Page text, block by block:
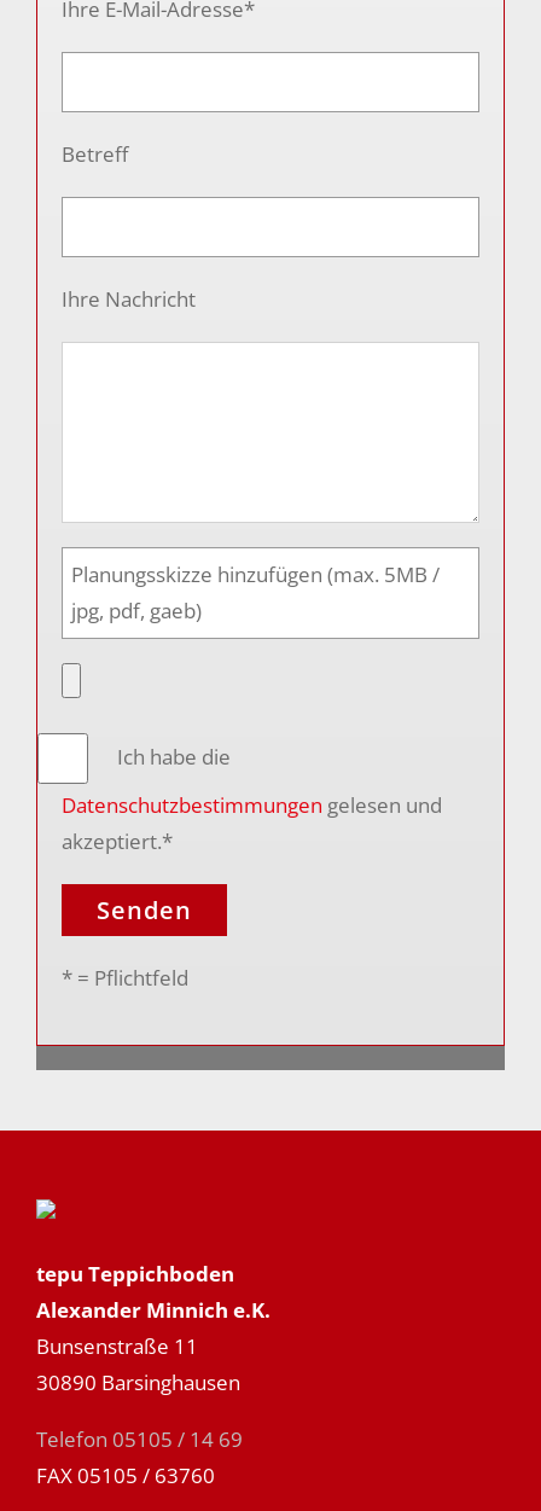
Ihre E-Mail-Adresse*
Betreff
Ihre Nachricht
Planungsskizze hinzufügen (max. 5MB /
jpg, pdf, gaeb)
Ich habe die
Datenschutzbestimmungen gelesen und
akzeptiert.*
* = Pflichtfeld
Alternative:
tepu Teppichboden
Alexander Minnich e.K.
Bunsenstraße 11
30890 Barsinghausen
Telefon 05105 / 14 69
FAX 05105 / 63760